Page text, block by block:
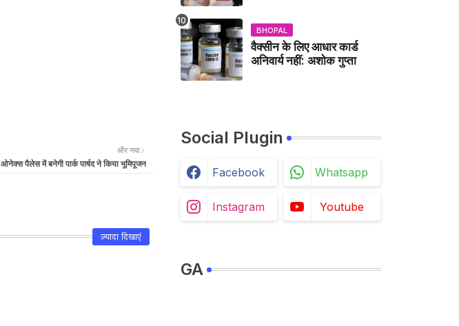
और नया
ओनेक्स पैलेस में बनेगी पार्क पार्षद ने किया भूमिपूजन
ज़्यादा दिखाएं
BHOPAL
वैक्सीन के लिए आधार कार्ड
अनिवार्य नहीं: अशोक गुप्ता
Social Plugin
Facebook Whatsapp
Instagram Youtube
GA